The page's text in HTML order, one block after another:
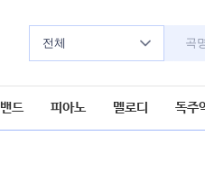
전체
밴드 피아노 멜로디 독주